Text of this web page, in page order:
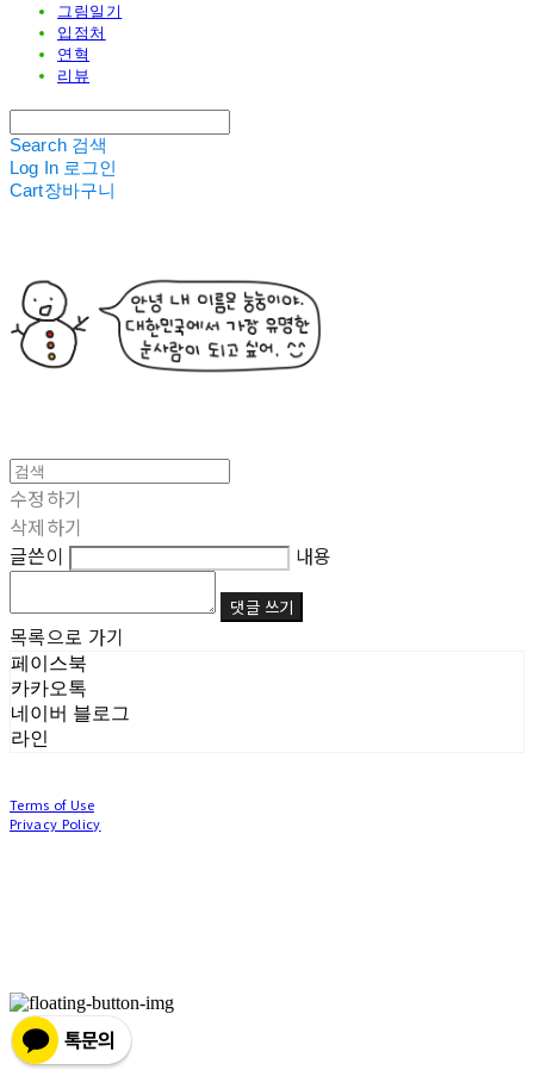
그림일기
입점처
연혁
리뷰
Search 검색
Log In 로그인
Cart장바구니
수정하기
삭제하기
글쓴이
내용
댓글 쓰기
목록으로 가기
페이스북
카카오톡
네이버 블로그
라인
Terms of Use
Privacy Policy